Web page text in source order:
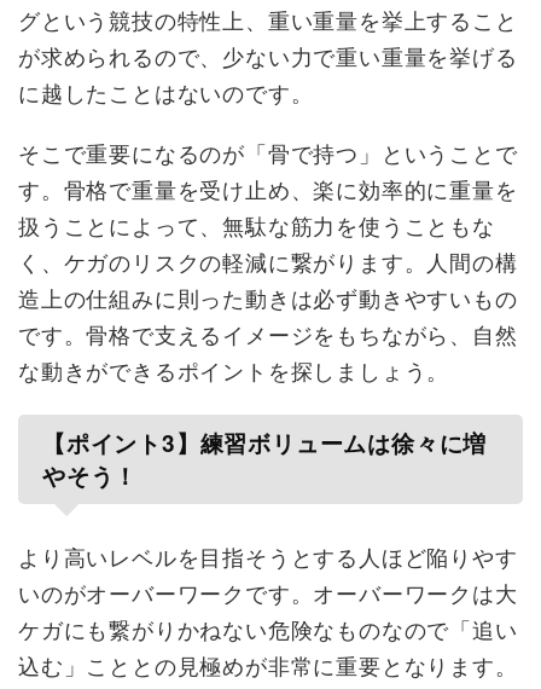
グという競技の特性上、重い重量を挙上すること
が求められるので、少ない力で重い重量を挙げる
に越したことはないのです。
そこで重要になるのが「骨で持つ」ということで
す。骨格で重量を受け止め、楽に効率的に重量を
扱うことによって、無駄な筋力を使うこともな
く、ケガのリスクの軽減に繋がります。人間の構
造上の仕組みに則った動きは必ず動きやすいもの
です。骨格で支えるイメージをもちながら、自然
な動きができるポイントを探しましょう。
【ポイント3】練習ボリュームは徐々に増
やそう！
より高いレベルを目指そうとする人ほど陥りやす
いのがオーバーワークです。オーバーワークは大
ケガにも繋がりかねない危険なものなので「追い
込む」こととの見極めが非常に重要となります。